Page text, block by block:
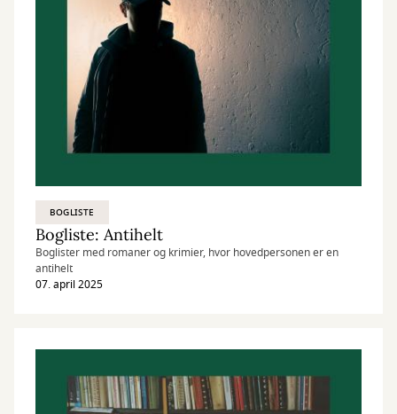
BOGLISTE
Bogliste: Antihelt
Boglister med romaner og krimier, hvor hovedpersonen er en
antihelt
07. april 2025